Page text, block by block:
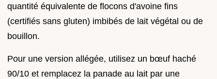
quantité équivalente de flocons d'avoine fins
(certifiés sans gluten) imbibés de lait végétal ou de
bouillon.
Pour une version allégée, utilisez un bœuf haché
90/10 et remplacez la panade au lait par une